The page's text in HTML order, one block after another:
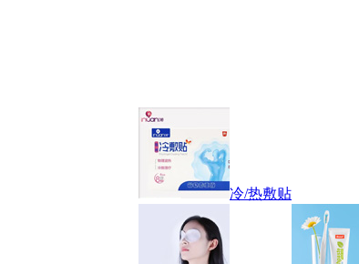
冷/热敷贴